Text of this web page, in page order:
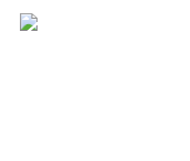
Skip